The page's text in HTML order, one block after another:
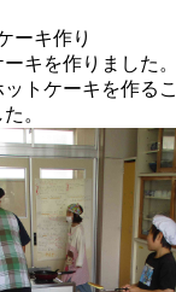
ーキ作り
キを作りました。
トケーキを作る
。